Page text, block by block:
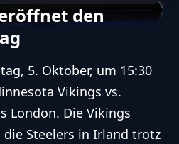
den
5. Oktober, um 15:30
Vikings vs.
London. Die Vikings
Steelers in Irland trotz